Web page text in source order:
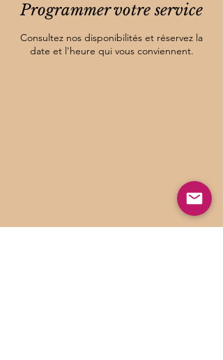
Programmer votre service
Consultez nos disponibilités et réservez la
date et l'heure qui vous conviennent.